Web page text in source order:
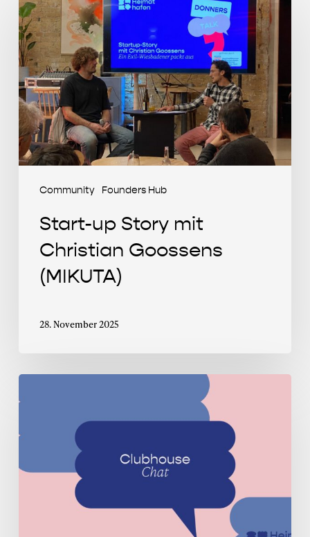
Community Founders Hub
up
Story
mit
Christian
Goossens
(MIKUTA)
Start-up Story mit
Christian Goossens
(MIKUTA)
28. November 2025
Chat
Selin